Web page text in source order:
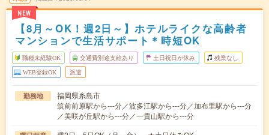
NEW
【8月～OK！週2日～】ホテルライクな高齢者
マンションで生活サポート＊時短OK
職種未経験OK 交通費別途支給あり 土日祝日が休み 残業なし
WEB登録OK 派遣
勤務地
福岡県糸島市
筑前前原駅から---分／波多江駅から---分／加布里駅から---分
／美咲が丘駅から---分／一貴山駅から---分